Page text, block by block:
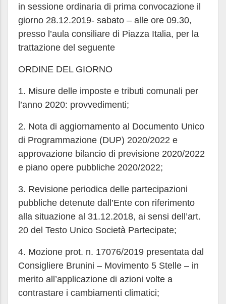
in sessione ordinaria di prima convocazione il
giorno 28.12.2019- sabato – alle ore 09.30,
presso l’aula consiliare di Piazza Italia, per la
trattazione del seguente
ORDINE DEL GIORNO
1. Misure delle imposte e tributi comunali per
l’anno 2020: provvedimenti;
2. Nota di aggiornamento al Documento Unico
di Programmazione (DUP) 2020/2022 e
approvazione bilancio di previsione 2020/2022
e piano opere pubbliche 2020/2022;
3. Revisione periodica delle partecipazioni
pubbliche detenute dall’Ente con riferimento
alla situazione al 31.12.2018, ai sensi dell’art.
20 del Testo Unico Società Partecipate;
4. Mozione prot. n. 17076/2019 presentata dal
Consigliere Brunini – Movimento 5 Stelle – in
merito all’applicazione di azioni volte a
contrastare i cambiamenti climatici;